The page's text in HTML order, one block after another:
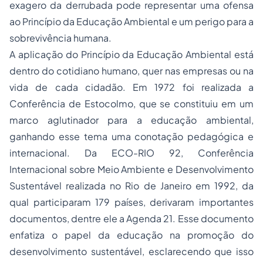
exagero da derrubada pode representar uma ofensa
ao Princípio da Educação Ambiental e um perigo para a
sobrevivência humana.
A aplicação do Princípio da Educação Ambiental está
dentro do cotidiano humano, quer nas empresas ou na
vida de cada cidadão. Em 1972 foi realizada a
Conferência de Estocolmo, que se constituiu em um
marco aglutinador para a educação ambiental,
ganhando esse tema uma conotação pedagógica e
internacional. Da ECO-RIO 92, Conferência
Internacional sobre Meio Ambiente e Desenvolvimento
Sustentável realizada no Rio de Janeiro em 1992, da
qual participaram 179 países, derivaram importantes
documentos, dentre ele a Agenda 21. Esse documento
enfatiza o papel da educação na promoção do
desenvolvimento sustentável, esclarecendo que isso